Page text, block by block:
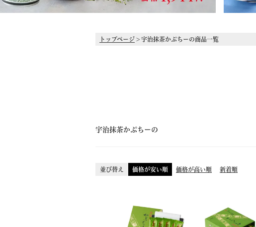
トップページ 宇治抹茶かぷちーの商品一覧
宇治抹茶かぷちーの
在庫なし商品
並び替え 価格が安い順 価格が高い順 新着順